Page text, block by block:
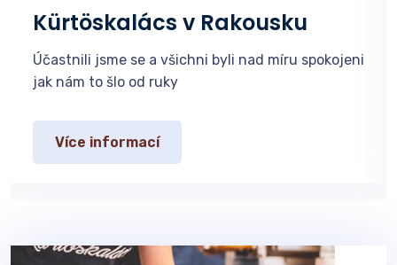
Kürtöskalács v Rakousku
Účastnili jsme se a všichni byli nad míru spokojeni
jak nám to šlo od ruky
Více informací